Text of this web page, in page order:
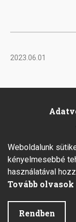
2023.06.01
Footer
Fejlesztette az
Weboldalunk
kényelmesebbé
használatával
Tovább olvasok
Rendben